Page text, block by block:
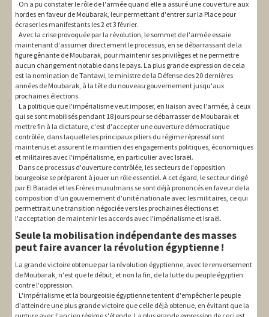
On a pu constater le rôle de l'armée quand elle a assuré une couverture aux
hordes en faveur de Moubarak, leur permettant d'entrer sur la Place pour
écraser les manifestants les 2 et 3 février.
Avec la crise provoquée par la révolution, le sommet de l'armée essaie
maintenant d'assumer directement le processus, en se débarrassant de la
figure gênante de Moubarak, pour maintenir ses privilèges et ne permettre
aucun changement notable dans le pays. La plus grande expression de cela
est la nomination de Tantawi, le ministre de la Défense des 20 dernières
années de Moubarak, à la tête du nouveau gouvernement jusqu'aux
prochaines élections.
La politique que l'impérialisme veut imposer, en liaison avec l'armée, à ceux
qui se sont mobilisés pendant 18 jours pour se débarrasser de Moubarak et
mettre fin à la dictature, c'est d'accepter une ouverture démocratique
contrôlée, dans laquelle les principaux piliers du régime répressif sont
maintenus et assurent le maintien des engagements politiques, économiques
et militaires avec l'impérialisme, en particulier avec Israël.
Dans ce processus d'ouverture contrôlée, les secteurs de l'opposition
bourgeoise se préparent à jouer un rôle essentiel. A cet égard, le secteur dirigé
par El Baradei et les Frères musulmans se sont déjà prononcés en faveur de la
composition d'un gouvernement d'unité nationale avec les militaires, ce qui
permettrait une transition négociée vers les prochaines élections et
l'acceptation de maintenir les accords avec l'impérialisme et Israël.
Seule la mobilisation indépendante des masses
peut faire avancer la révolution égyptienne !
La grande victoire obtenue par la révolution égyptienne, avec le renversement
de Moubarak, n'est que le début, et non la fin, de la lutte du peuple égyptien
contre l'oppression.
L'impérialisme et la bourgeoisie égyptienne tentent d'empêcher le peuple
d'atteindre une plus grande victoire que celle déjà obtenue, en évitant que la